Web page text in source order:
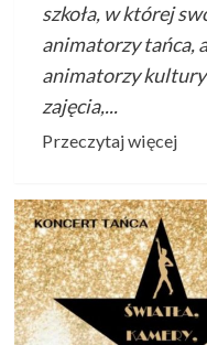
szkoła, w której
animatorzy tańca,
animatorzy
zajęcia,...
Przeczytaj więcej
o
–